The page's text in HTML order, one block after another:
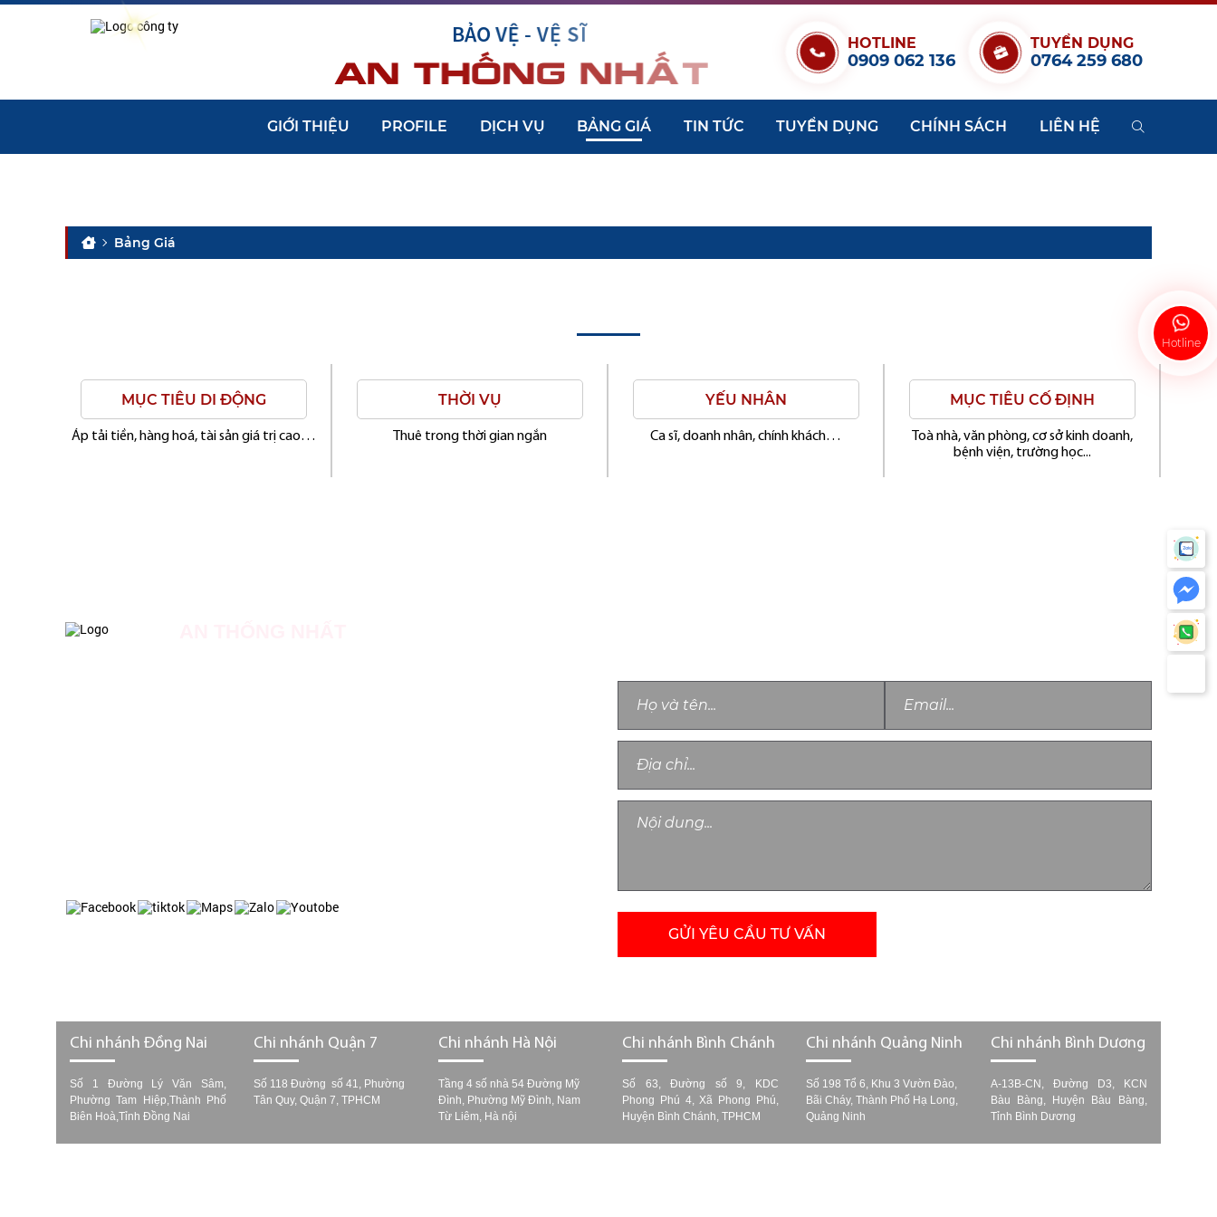
HOTLINE
0909 062 136
TUYỂN DỤNG
0764 259 680
GIỚI THIỆU PROFILE DỊCH VỤ BẢNG GIÁ TIN TỨC TUYỂN DỤNG CHÍNH SÁCH LIÊN HỆ
Bảng Giá
MỤC TIÊU DI ĐỘNG
Áp tải tiền, hàng hoá, tài sản giá trị cao…
THỜI VỤ
Thuê trong thời gian ngắn
YẾU NHÂN
Ca sĩ, doanh nhân, chính khách…
MỤC TIÊU CỐ ĐỊNH
Toà nhà, văn phòng, cơ sở kinh doanh,
bệnh viện, trường học...
GỬI YÊU CẦU TƯ VẤN
Chi nhánh Đồng Nai
Số 1 Đường Lý Văn Sâm,
Phường Tam Hiệp,Thành Phố
Biên Hoà,Tỉnh Đồng Nai
Chi nhánh Quận 7
Số 118 Đường số 41, Phường
Tân Quy, Quận 7, TPHCM
Chi nhánh Hà Nội
Tầng 4 số nhà 54 Đường Mỹ
Đình, Phường Mỹ Đình, Nam
Từ Liêm, Hà nội
Chi nhánh Bình Chánh
Số 63, Đường số 9, KDC
Phong Phú 4, Xã Phong Phú,
Huyện Bình Chánh, TPHCM
Chi nhánh Quảng Ninh
Số 198 Tổ 6, Khu 3 Vườn Đào,
Bãi Cháy, Thành Phố Hạ Long,
Quảng Ninh
Chi nhánh Bình Dương
A-13B-CN, Đường D3, KCN
Bàu Bàng, Huyện Bàu Bàng,
Tỉnh Bình Dương
Hotline